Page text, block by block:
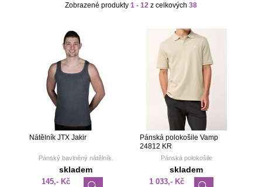
Zobrazené produkty 1 - 12 z celkových 38
Nátělník JTX Jakir
Pánský bavlněný nátělník.
skladem
145,- Kč
Pánská polokošile Vamp
24812 KR
Pánská polokošile
skladem
1 033,- Kč